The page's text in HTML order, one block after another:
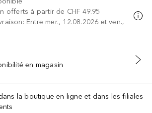
offerts à partir de CHF 49.95
Entre mer., 12.08.2026 et ven.,
AJOUTER AU PANIER
en magasin
la boutique en ligne et dans les filiales